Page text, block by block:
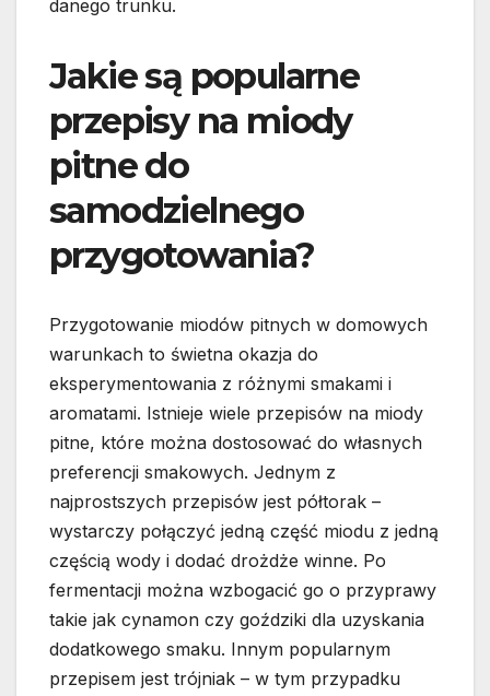
danego trunku.
Jakie są popularne
przepisy na miody
pitne do
samodzielnego
przygotowania?
Przygotowanie miodów pitnych w domowych
warunkach to świetna okazja do
eksperymentowania z różnymi smakami i
aromatami. Istnieje wiele przepisów na miody
pitne, które można dostosować do własnych
preferencji smakowych. Jednym z
najprostszych przepisów jest półtorak –
wystarczy połączyć jedną część miodu z jedną
częścią wody i dodać drożdże winne. Po
fermentacji można wzbogacić go o przyprawy
takie jak cynamon czy goździki dla uzyskania
dodatkowego smaku. Innym popularnym
przepisem jest trójniak – w tym przypadku